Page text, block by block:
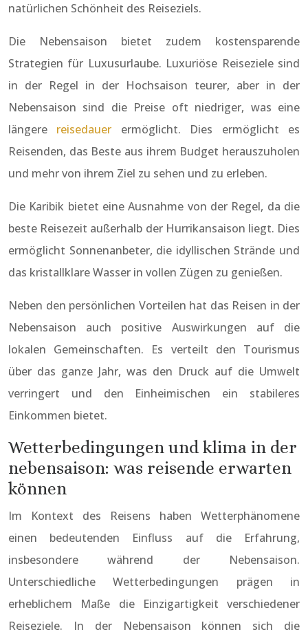
natürlichen Schönheit des Reiseziels.
Die Nebensaison bietet zudem kostensparende
Strategien für Luxusurlaube. Luxuriöse Reiseziele sind
in der Regel in der Hochsaison teurer, aber in der
Nebensaison sind die Preise oft niedriger, was eine
längere reisedauer ermöglicht. Dies ermöglicht es
Reisenden, das Beste aus ihrem Budget herauszuholen
und mehr von ihrem Ziel zu sehen und zu erleben.
Die Karibik bietet eine Ausnahme von der Regel, da die
beste Reisezeit außerhalb der Hurrikansaison liegt. Dies
ermöglicht Sonnenanbeter, die idyllischen Strände und
das kristallklare Wasser in vollen Zügen zu genießen.
Neben den persönlichen Vorteilen hat das Reisen in der
Nebensaison auch positive Auswirkungen auf die
lokalen Gemeinschaften. Es verteilt den Tourismus
über das ganze Jahr, was den Druck auf die Umwelt
verringert und den Einheimischen ein stabileres
Einkommen bietet.
Wetterbedingungen und klima in der
nebensaison: was reisende erwarten
können
Im Kontext des Reisens haben Wetterphänomene
einen bedeutenden Einfluss auf die Erfahrung,
insbesondere während der Nebensaison.
Unterschiedliche Wetterbedingungen prägen in
erheblichem Maße die Einzigartigkeit verschiedener
Reiseziele. In der Nebensaison können sich die